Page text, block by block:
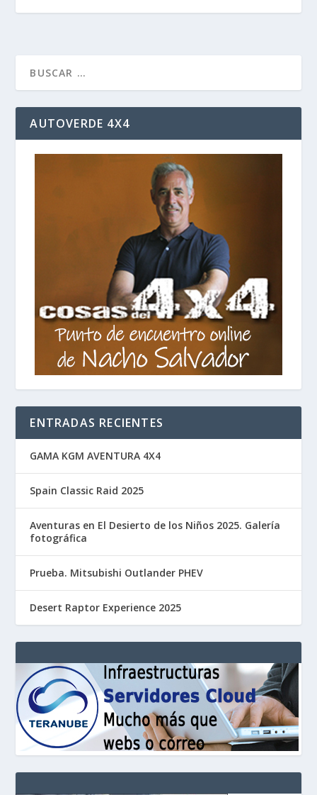
AUTOVERDE 4X4
ENTRADAS RECIENTES
GAMA KGM AVENTURA 4X4
Spain Classic Raid 2025
Aventuras en El Desierto de los Niños 2025. Galería
fotográfica
Prueba. Mitsubishi Outlander PHEV
Desert Raptor Experience 2025